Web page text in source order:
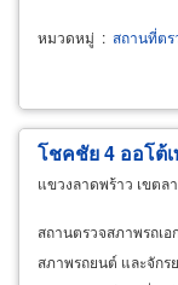
หมวดหมู่ : สถานที่ต
โชคชัย 4 ออโต้
แขวงลาดพร้าว เขตล
สถานตรวจสภาพรถเ
สภาพรถยนต์ และจักร